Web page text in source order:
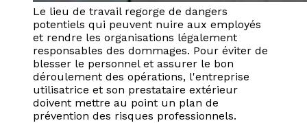
Le lieu de travail regorge de dangers
potentiels qui peuvent nuire aux employés
et rendre les organisations légalement
responsables des dommages. Pour éviter de
blesser le personnel et assurer le bon
déroulement des opérations, l'entreprise
utilisatrice et son prestataire extérieur
doivent mettre au point un plan de
prévention des risques professionnels.